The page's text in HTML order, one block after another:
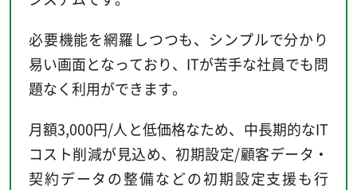
必要機能を網羅しつつも、シンプルで分かり
易い画面となっており、ITが苦手な社員でも問
題なく利用ができます。
月額3,000円/人と低価格なため、中長期的なIT
コスト削減が見込め、初期設定/顧客データ・
契約データの整備などの初期設定支援も行